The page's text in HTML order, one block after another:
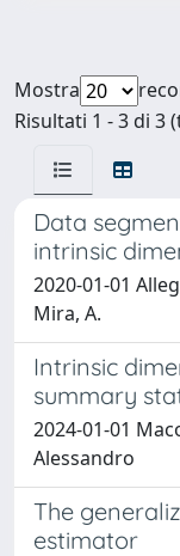
Mostra
Risultati 1 - 3 di 3
Data
intrinsic
2020-01-01
Mira, A.
Intrinsic
summary
2024-01-01
Alessandro
The
estimator